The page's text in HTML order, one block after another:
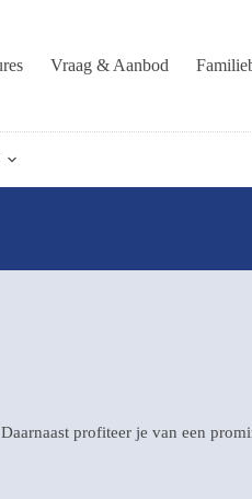
Vraag & Aanbod
profiteer je van een